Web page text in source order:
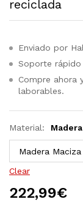
reciclada
Enviado por
Soporte rápido
Compre ahora
laborables.
Material:
Clear
222,99€